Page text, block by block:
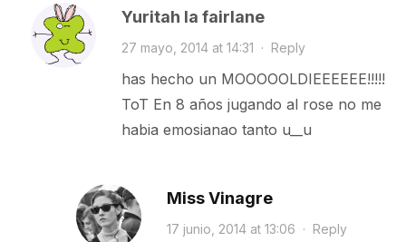
Yuritah la fairlane
27 mayo, 2014 at 14:31 · Reply
has hecho un MOOOOOLDIEEEEEE!!!!!
ToT En 8 años jugando al rose no me
habia emosianao tanto u__u
Miss Vinagre
17 junio, 2014 at 13:06 · Reply